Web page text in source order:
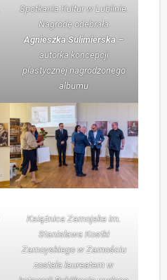
Spotkania Kultur w Lublinie.
Nagrodę odebrała
Agnieszka Sulimierska –
autorka koncepcji
plastycznej nagrodzonego
albumu
Książnica Zamojska im.
Stanisława Kostki
Zamoyskiego w Zamościu
została laureatem w